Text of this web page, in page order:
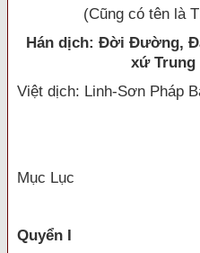
(Cũng có tên là
Hán dịch: Đời Đường,
xứ Trung
Việt dịch: Linh-Sơn Pháp
Mục Lục
Quyển I